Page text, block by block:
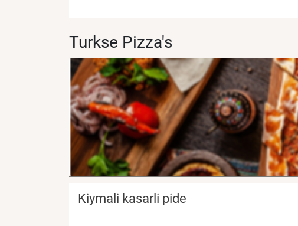
Turkse Pizza's
Kiymali kasarli pide